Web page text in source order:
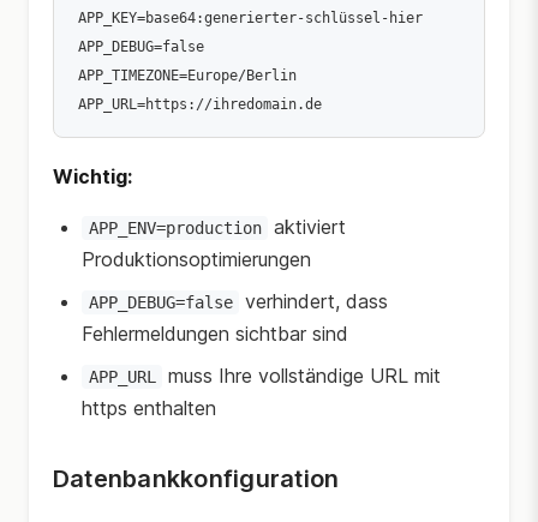
APP_KEY=base64:generierter-schlüssel-hier
APP_DEBUG=false
APP_TIMEZONE=Europe/Berlin
Wichtig:
APP_ENV=production
aktiviert
Produktionsoptimierungen
APP_DEBUG=false
verhindert, dass
Fehlermeldungen sichtbar sind
APP_URL
muss Ihre vollständige URL mit
https enthalten
Datenbankkonfiguration